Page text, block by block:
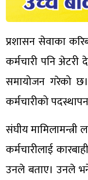
प्रशासन सेवाका
कर्मचारी पनि
समायोजन गरेको
कर्मचारीको
संघीय
कर्मचारीलाई
उनले बताए। उनले